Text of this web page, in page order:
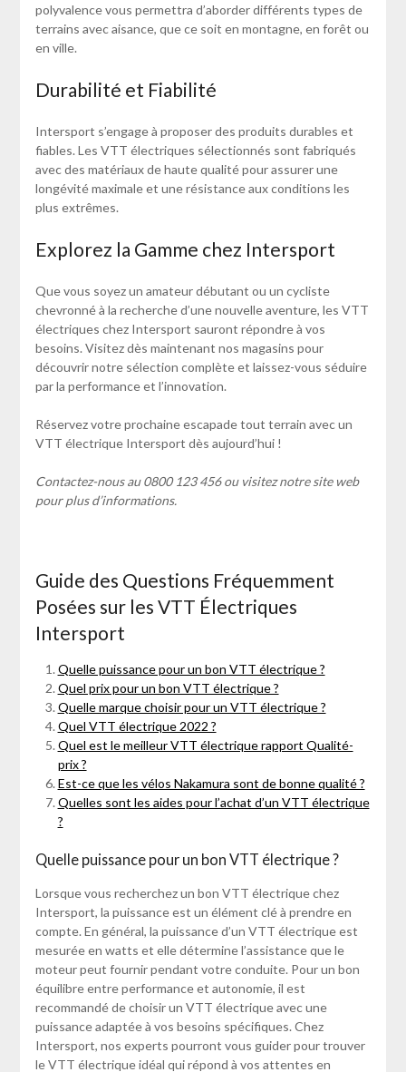
polyvalence vous permettra d’aborder différents types de
terrains avec aisance, que ce soit en montagne, en forêt ou
en ville.
Durabilité et Fiabilité
Intersport s’engage à proposer des produits durables et
fiables. Les VTT électriques sélectionnés sont fabriqués
avec des matériaux de haute qualité pour assurer une
longévité maximale et une résistance aux conditions les
plus extrêmes.
Explorez la Gamme chez Intersport
Que vous soyez un amateur débutant ou un cycliste
chevronné à la recherche d’une nouvelle aventure, les VTT
électriques chez Intersport sauront répondre à vos
besoins. Visitez dès maintenant nos magasins pour
découvrir notre sélection complète et laissez-vous séduire
par la performance et l’innovation.
Réservez votre prochaine escapade tout terrain avec un
VTT électrique Intersport dès aujourd’hui !
Contactez-nous au 0800 123 456 ou visitez notre site web
pour plus d’informations.
Guide des Questions Fréquemment
Posées sur les VTT Électriques
Intersport
Quelle puissance pour un bon VTT électrique ?
Quel prix pour un bon VTT électrique ?
Quelle marque choisir pour un VTT électrique ?
Quel VTT électrique 2022 ?
Quel est le meilleur VTT électrique rapport Qualité-
prix ?
Est-ce que les vélos Nakamura sont de bonne qualité ?
Quelles sont les aides pour l’achat d’un VTT électrique
?
Quelle puissance pour un bon VTT électrique ?
Lorsque vous recherchez un bon VTT électrique chez
Intersport, la puissance est un élément clé à prendre en
compte. En général, la puissance d’un VTT électrique est
mesurée en watts et elle détermine l’assistance que le
moteur peut fournir pendant votre conduite. Pour un bon
équilibre entre performance et autonomie, il est
recommandé de choisir un VTT électrique avec une
puissance adaptée à vos besoins spécifiques. Chez
Intersport, nos experts pourront vous guider pour trouver
le VTT électrique idéal qui répond à vos attentes en